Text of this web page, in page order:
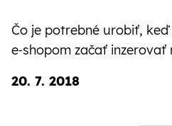
Čo je potrebné urobiť,
e‑shopom začať inzerovať
20. 7. 2018